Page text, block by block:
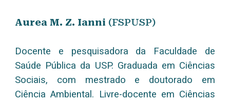
Aurea M. Z. Ianni (FSPUSP)
Docente e pesquisadora da Faculdade de
Saúde Pública da USP. Graduada em Ciências
Sociais, com mestrado e doutorado em
Ciência Ambiental. Livre-docente em Ciências